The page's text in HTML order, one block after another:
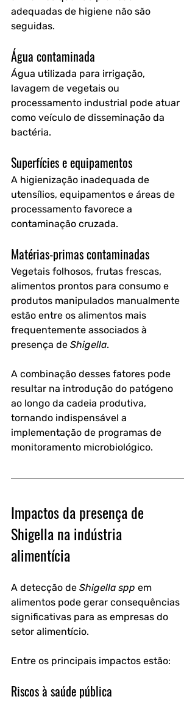
adequadas de higiene não são
seguidas.
Água contaminada
Água utilizada para irrigação,
lavagem de vegetais ou
processamento industrial pode atuar
como veículo de disseminação da
bactéria.
Superfícies e equipamentos
A higienização inadequada de
utensílios, equipamentos e áreas de
processamento favorece a
contaminação cruzada.
Matérias-primas contaminadas
Vegetais folhosos, frutas frescas,
alimentos prontos para consumo e
produtos manipulados manualmente
estão entre os alimentos mais
frequentemente associados à
presença de Shigella.
A combinação desses fatores pode
resultar na introdução do patógeno
ao longo da cadeia produtiva,
tornando indispensável a
implementação de programas de
monitoramento microbiológico.
Impactos da presença de
Shigella na indústria
alimentícia
A detecção de Shigella spp em
alimentos pode gerar consequências
significativas para as empresas do
setor alimentício.
Entre os principais impactos estão:
Riscos à saúde pública